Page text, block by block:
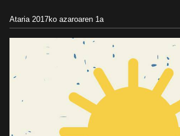
Ataria 2017ko azaroaren 1a